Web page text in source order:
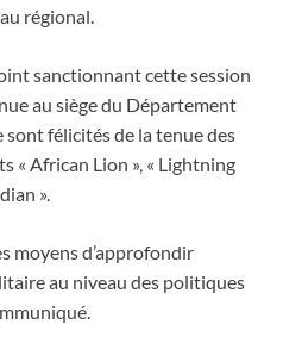
régional.
sanctionnant cette session
au siège du Département
sont félicités de la tenue des
« African Lion », « Lightning
».
moyens d’approfondir
au niveau des politiques